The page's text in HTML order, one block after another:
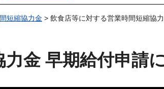
短縮協力金 > 飲食店等に対する営業時間短縮協
金 早期給付申請